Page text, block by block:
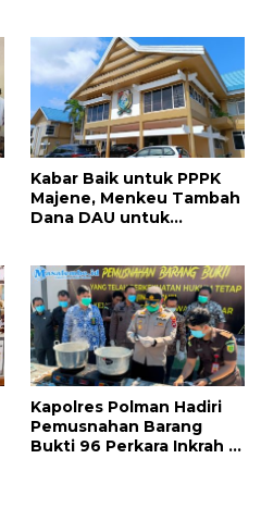
Kabar Baik untuk PPPK
Majene, Menkeu Tambah
Dana DAU untuk
Kapolres Polman Hadiri
Pemusnahan Barang
Bukti 96 Perkara Inkrah di